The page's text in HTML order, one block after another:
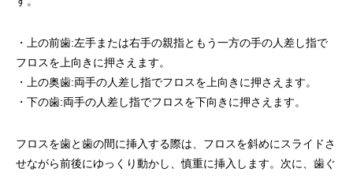
・上の前歯:左手または右手の親指ともう一方の手の人差し指で
フロスを上向きに押さえます。
・上の奥歯:両手の人差し指でフロスを上向きに押さえます。
・下の歯:両手の人差し指でフロスを下向きに押さえます。
フロスを歯と歯の間に挿入する際は、フロスを斜めにスライドさ
せながら前後にゆっくり動かし、慎重に挿入します。次に、歯ぐ